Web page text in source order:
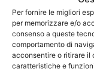
Per fornire le migliori
per memorizzare e/o
consenso a queste
comportamento di
acconsentire o ritirare il
caratteristiche e
SCOPRI LE